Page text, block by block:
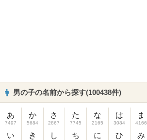
男の子の名前から探す(100438件)
あ
7497
い
か
5684
き
さ
2867
し
た
7745
ち
な
2165
に
は
3084
ひ
ま
4166
み